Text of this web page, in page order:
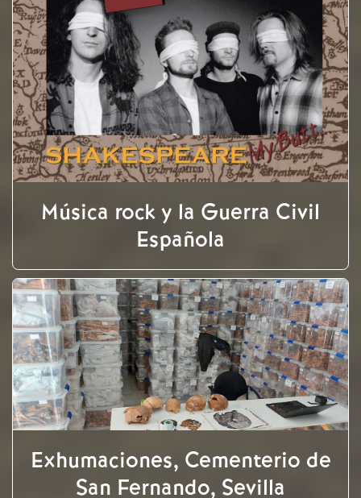
Música rock y la Guerra Civil
Española
Exhumaciones, Cementerio de
San Fernando, Sevilla